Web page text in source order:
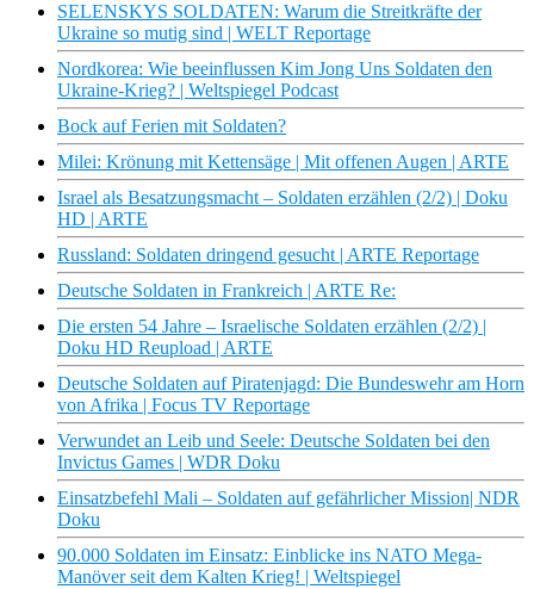
SELENSKYS SOLDATEN: Warum die Streitkräfte der
Ukraine so mutig sind | WELT Reportage
Nordkorea: Wie beeinflussen Kim Jong Uns Soldaten den
Ukraine-Krieg? | Weltspiegel Podcast
Bock auf Ferien mit Soldaten?
Milei: Krönung mit Kettensäge | Mit offenen Augen | ARTE
Israel als Besatzungsmacht – Soldaten erzählen (2/2) | Doku
HD | ARTE
Russland: Soldaten dringend gesucht | ARTE Reportage
Deutsche Soldaten in Frankreich | ARTE Re:
Die ersten 54 Jahre – Israelische Soldaten erzählen (2/2) |
Doku HD Reupload | ARTE
Deutsche Soldaten auf Piratenjagd: Die Bundeswehr am Horn
von Afrika | Focus TV Reportage
Verwundet an Leib und Seele: Deutsche Soldaten bei den
Invictus Games | WDR Doku
Einsatzbefehl Mali – Soldaten auf gefährlicher Mission| NDR
Doku
90.000 Soldaten im Einsatz: Einblicke ins NATO Mega-
Manöver seit dem Kalten Krieg! | Weltspiegel